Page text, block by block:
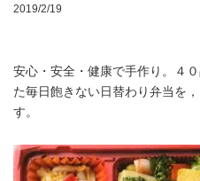
2019/2/19
安心・安全・健康で手作り。４
た毎日飽きない日替わり弁当を
す。